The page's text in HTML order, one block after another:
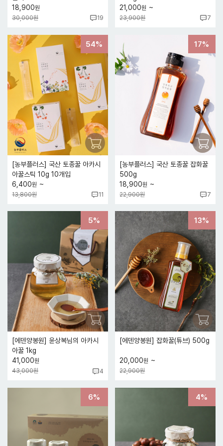
18,900원
30,000원
19
21,000원 ~
23,900원 7
54%
[농부플러스] 국산 토종꿀 아카시
아꿀스틱 10g 10개입
6,400원 ~
13,800원 11
17%
[농부플러스] 국산 토종꿀 잡화꿀
500g
18,900원 ~
22,900원 7
5%
[에덴양봉원] 윤상복님의 아카시
아꿀 1kg
41,000원
43,000원
4
13%
[에덴양봉원] 잡화꿀(튜브) 500g
20,000원 ~
22,900원
6% 4%